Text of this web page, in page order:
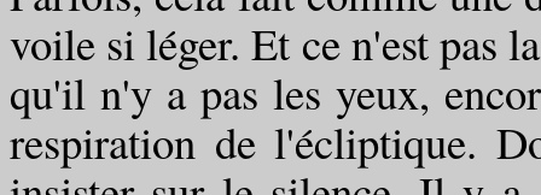
voile si léger. Et ce n'est pas
qu'il n'y a pas les yeux,
respiration de l'écliptique.